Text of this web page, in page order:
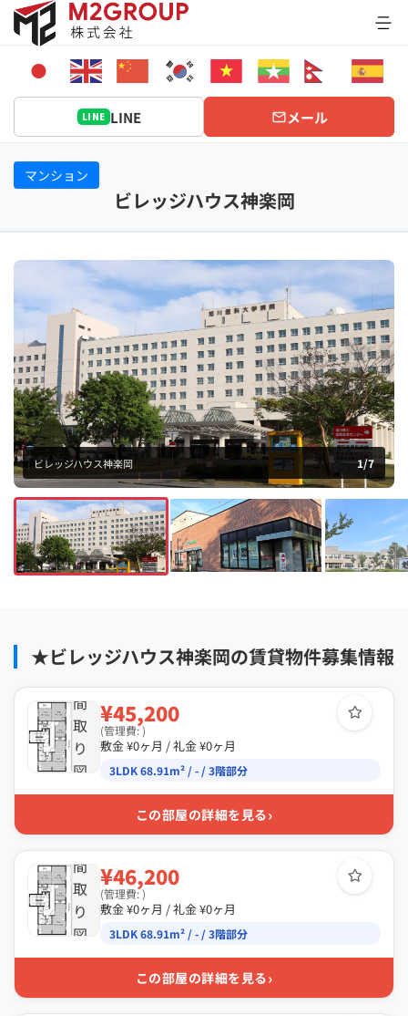
Bỏ
qua
dung
LINE LINE メール
マンション
ビレッジハウス神楽岡
ビレッジハウス神楽岡 1/7
★ビレッジハウス神楽岡の賃貸物件募集情報
間
取
り
図
¥45,200
(管理費: )
敷金 ¥0ヶ月 / 礼金 ¥0ヶ月
3LDK 68.91m² / - / 3階部分
この部屋の詳細を見る›
間
取
り
図
¥46,200
(管理費: )
敷金 ¥0ヶ月 / 礼金 ¥0ヶ月
3LDK 68.91m² / - / 3階部分
この部屋の詳細を見る›